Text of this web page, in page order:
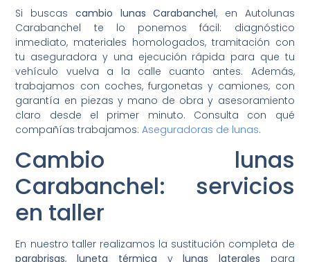
Si buscas cambio lunas Carabanchel, en Autolunas
Carabanchel te lo ponemos fácil: diagnóstico
inmediato, materiales homologados, tramitación con
tu aseguradora y una ejecución rápida para que tu
vehículo vuelva a la calle cuanto antes. Además,
trabajamos con coches, furgonetas y camiones, con
garantía en piezas y mano de obra y asesoramiento
claro desde el primer minuto. Consulta con qué
compañías trabajamos:Aseguradoras de lunas.
Cambio lunas
Carabanchel: servicios
en taller
En nuestro taller realizamos la sustitución completa de
parabrisas,luneta térmica ylunas laterales para